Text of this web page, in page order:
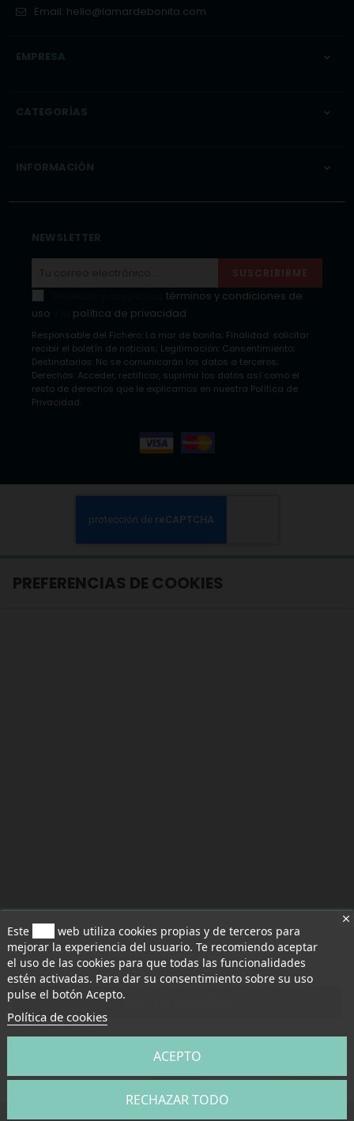
Email: hello@lamardebonita.com
EMPRESA 
CATEGORÍAS 
INFORMACIÓN 
NEWSLETTER
SUSCRIBIRME
términos y condiciones de
uso
política de privacidad
Responsable del Fichero: La mar de bonita; Finalidad: solicitar
recibir el boletín de noticias; Legitimación: Consentimiento;
Destinatarios: No se comunicarán los datos a terceros;
Derechos: Acceder, rectificar, suprimir los datos así como el
resto de derechos que le explicamos en nuestra Política de
Privacidad.
Este
web utiliza cookies propias y de terceros para
mejorar la experiencia del usuario. Te recomiendo aceptar
el uso de las cookies para que todas las funcionalidades
estén activadas. Para dar su consentimiento sobre su uso
pulse el botón Acepto.
Política de cookies
RECHAZAR TODO
ACEPTO
PREFERENCIAS DE COOKIES
Cancelar
Rechazar todo
Aceptar selección
Aceptar todo